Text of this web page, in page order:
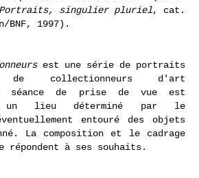
Portraits, singulier pluriel, cat.
BNF, 1997).
est une série de portraits
de collectionneurs d'art
séance de prise de vue est
un lieu déterminé par le
entouré des objets
La composition et le cadrage
répondent à ses souhaits.